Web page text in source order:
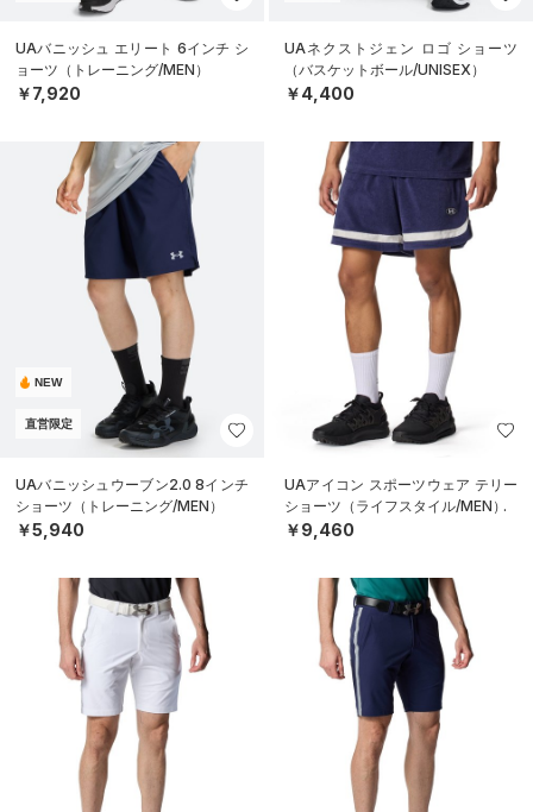
UAバニッシュ エリート 6インチ シ
ョーツ（トレーニング/MEN）
￥7,920
UAネクストジェン ロゴ ショーツ
（バスケットボール/UNISEX）
￥4,400
NEW
直営限定
UAバニッシュウーブン2.0 8インチ
ショーツ（トレーニング/MEN）
￥5,940
UAアイコン スポーツウェア テリー
ショーツ（ライフスタイル/MEN）
￥9,460